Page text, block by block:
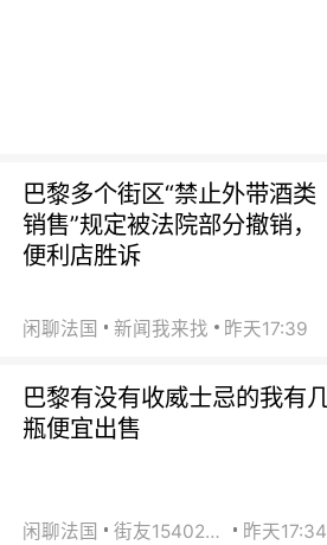
巴黎多个街区“禁止外带酒类
销售”规定被法院部分撤销，
便利店胜诉
闲聊法国 新闻我来找 昨天17:39
巴黎有没有收威士忌的我有
瓶便宜出售
闲聊法国 街友15402223 昨天17:34